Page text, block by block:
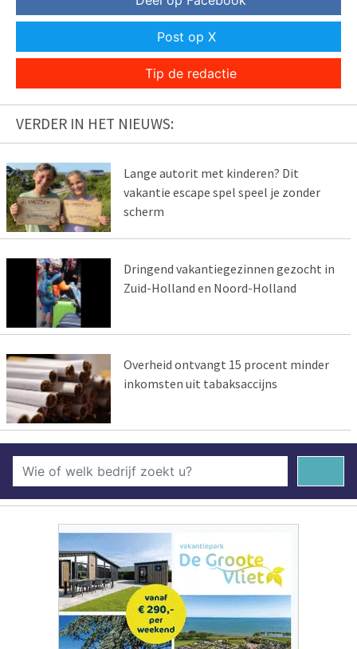
Post op X
Tip de redactie
VERDER IN HET NIEUWS:
Lange autorit met kinderen? Dit
vakantie escape spel speel je zonder
scherm
Dringend vakantiegezinnen gezocht in
Zuid-Holland en Noord-Holland
Overheid ontvangt 15 procent minder
inkomsten uit tabaksaccijns